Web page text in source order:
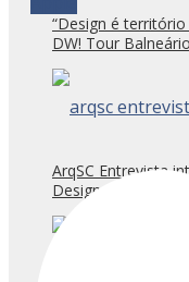
“Design é
DW! Tour
ArqSC Entrevista
Design Catarinense